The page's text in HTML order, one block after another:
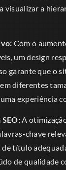
visualizar a
Com o
um design
garante que o
diferentes
experiência
A
chave
de título
de qualidade